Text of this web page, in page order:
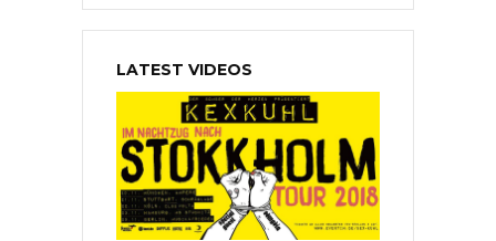
LATEST VIDEOS